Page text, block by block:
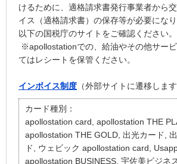
けるために、適格請求書発行事業者から
イス（適格請求書）の保存等が必要になり
以下の国税庁のサイトをご確認ください。
※apollostationでの、給油やその他サー
てはレシートを保管ください。
インボイス制度 （外部サイトに遷移します
カード種別：
apollostation card, apollostation THE
apollostation THE GOLD, 出光カード,
ド, ウェビック apollostation card,
apollostation BUSINESS, 宇佐美ビジネ